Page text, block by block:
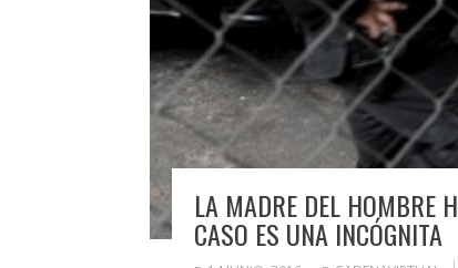
LA MADRE DEL HOMBRE
CASO ES UNA INCÓGNITA